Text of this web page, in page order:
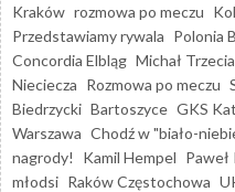
Kraków rozmowa po meczu
Przedstawiamy rywala Polonia
Concordia Elbląg Michał
Nieciecza Rozmowa po meczu
Biedrzycki Bartoszyce GKS
Warszawa Chodź w "biało-
nagrody!
Kamil Hempel Paweł
młodsi Raków Częstochowa